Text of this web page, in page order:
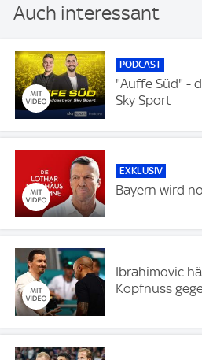
Auch interessant
PODCAST
"Auffe Süd" -
Sky Sport
EXKLUSIV
Bayern wird
Ibrahimovic
Kopfnuss